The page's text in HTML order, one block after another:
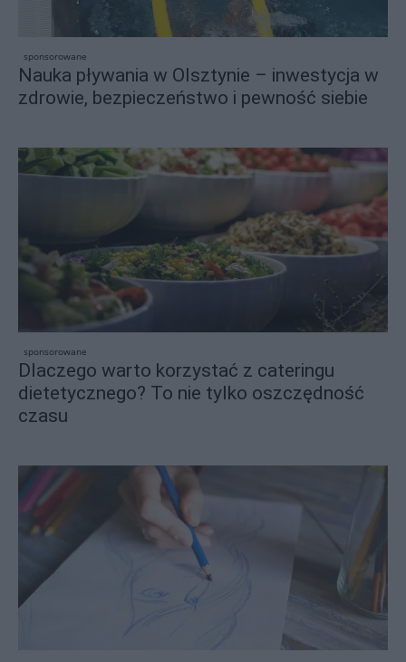
sponsorowane
Nauka pływania w Olsztynie – inwestycja w
zdrowie, bezpieczeństwo i pewność siebie
sponsorowane
Dlaczego warto korzystać z cateringu
dietetycznego? To nie tylko oszczędność
czasu